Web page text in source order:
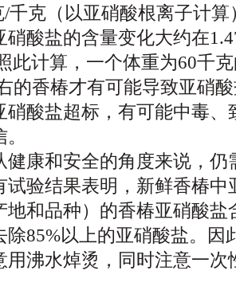
/千克（以亚硝酸根离子计
硝酸盐的含量变化大约在
此计算，一个体重为60千
的香椿才有可能导致亚硝
硝酸盐超标，有可能中毒、
和安全的角度来说，仍
试验结果表明，新鲜香椿中
地和品种）的香椿亚硝酸盐
除85%以上的亚硝酸盐。因
用沸水焯烫，同时注意一次